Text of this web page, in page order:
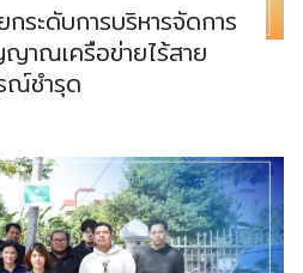
ระดับการบริหารจัดการ
าณเครือข่ายไร้สาย
ณ์ชำรุด